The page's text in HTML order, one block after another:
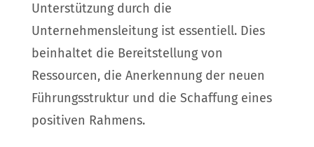
Unterstützung durch die
Unternehmensleitung ist essentiell. Dies
beinhaltet die Bereitstellung von
Ressourcen, die Anerkennung der neuen
Führungsstruktur und die Schaffung eines
positiven Rahmens.